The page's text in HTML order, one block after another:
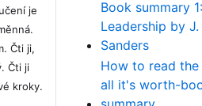
je
Čti ji,
Čti ji
kroky.
Book summary
Leadership by
Sanders
How to read
all it's worth-